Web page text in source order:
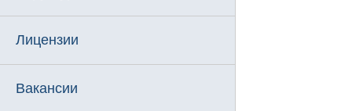
Лицензии
Вакансии